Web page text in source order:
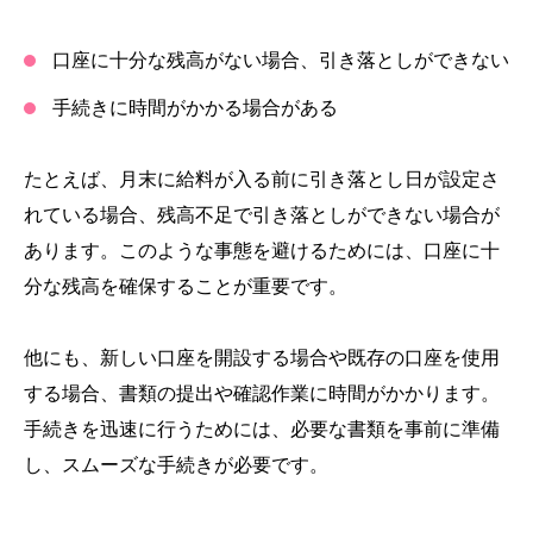
口座に十分な残高がない場合、引き落としができない
手続きに時間がかかる場合がある
たとえば、月末に給料が入る前に引き落とし日が設定さ
れている場合、残高不足で引き落としができない場合が
あります。このような事態を避けるためには、口座に十
分な残高を確保することが重要です。
他にも、新しい口座を開設する場合や既存の口座を使用
する場合、書類の提出や確認作業に時間がかかります。
手続きを迅速に行うためには、必要な書類を事前に準備
し、スムーズな手続きが必要です。